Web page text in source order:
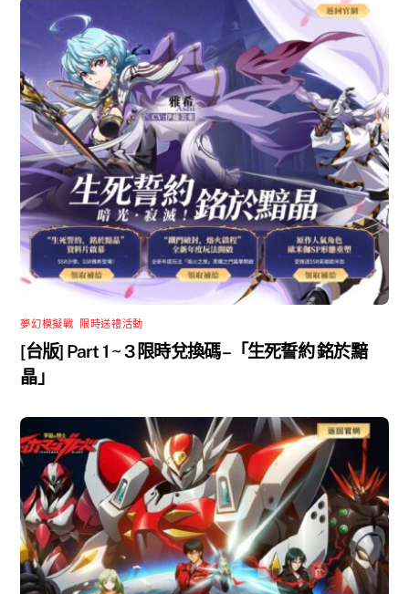
夢幻模擬戰 限時送禮活動
[台版] Part 1 ~ 3 限時兌換碼 –「生死誓約 銘於黯
晶」